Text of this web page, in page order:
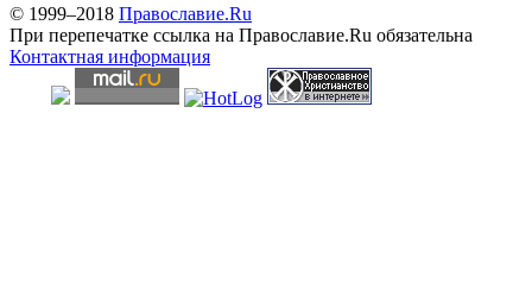
© 1999–2018 Православие.Ru
При перепечатке ссылка на Православие.Ru обязательна
Контактная информация